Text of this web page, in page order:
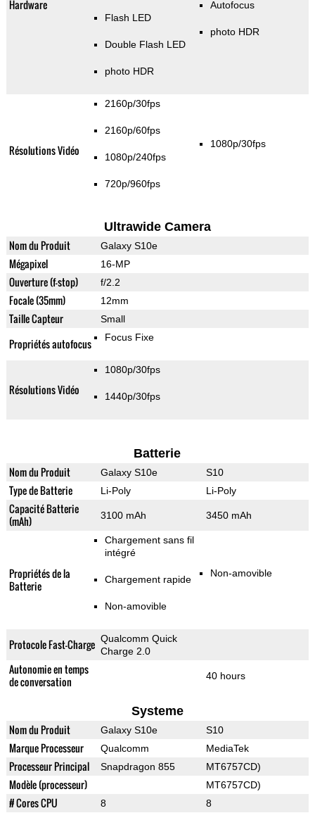
Hardware
Flash LED
Double Flash LED
photo HDR
Autofocus
photo HDR
Résolutions Vidéo
2160p/30fps
2160p/60fps
1080p/240fps
720p/960fps
1080p/30fps
Ultrawide Camera
Nom du Produit Galaxy S10e
Mégapixel 16-MP
Ouverture (f-stop) f/2.2
Focale (35mm) 12mm
Taille Capteur Small
Propriétés autofocus Focus Fixe
Résolutions Vidéo
1080p/30fps
1440p/30fps
Batterie
Nom du Produit Galaxy S10e S10
Type de Batterie Li-Poly Li-Poly
Capacité Batterie
(mAh)
3100 mAh 3450 mAh
Propriétés de la
Batterie
Chargement sans fil
intégré
Chargement rapide
Non-amovible
Non-amovible
Protocole Fast-Charge Qualcomm Quick
Charge 2.0
Autonomie en temps
de conversation
40 hours
Systeme
Nom du Produit Galaxy S10e S10
Marque Processeur Qualcomm MediaTek
Processeur Principal Snapdragon 855 MT6757CD)
Modèle (processeur) MT6757CD)
# Cores CPU 8 8